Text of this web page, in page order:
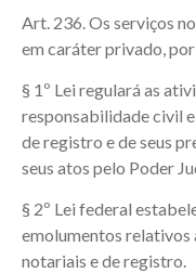
Art. 236. Os serviços
em caráter privado,
§ 1º Lei regulará as
responsabilidade civil
de registro e de seus
seus atos pelo Poder
§ 2º Lei federal
emolumentos relativos
notariais e de registro.